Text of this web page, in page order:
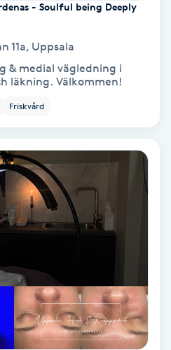
- Soulful being Deeply
11a, Uppsala
& medial vägledning i
läkning. Välkommen!
Friskvård